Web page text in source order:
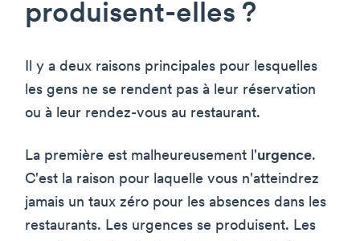
produisent-elles ?
Il y a deux raisons principales pour lesquelles
les gens ne se rendent pas à leur réservation
ou à leur rendez-vous au restaurant.
La première est malheureusement l'urgence.
C'est la raison pour laquelle vous n'atteindrez
jamais un taux zéro pour les absences dans les
restaurants. Les urgences se produisent. Les